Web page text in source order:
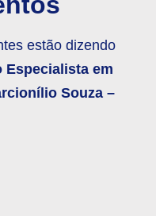
estão dizendo
Especialista em
Souza –